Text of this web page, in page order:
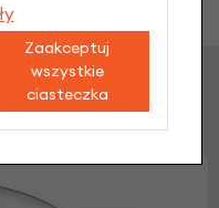
produkt wybrali
Zaakceptuj
wszystkie
ciasteczka